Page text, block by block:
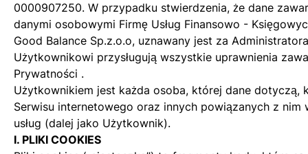
0000907250. W przypadku stwierdzenia, że dane
danymi osobowymi Firmę Usług Finansowo -
Good Balance Sp.z.o.o, uznawany jest za
Użytkownikowi przysługują wszystkie uprawnienia
Prywatności .
Użytkownikiem jest każda osoba, której dane dotyczą,
Serwisu internetowego oraz innych powiązanych z nim
usług (dalej jako Użytkownik).
I. PLIKI COOKIES